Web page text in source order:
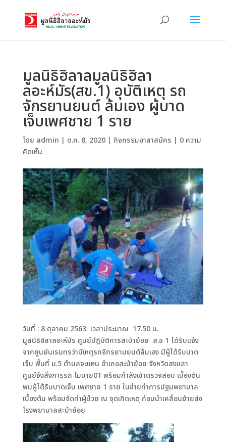
มูลนิธิฮิลาลมูลนิธิฮิลา
ลอะห์มัร(สข.1) อุบัติเหตุ รถ
จักรยานยนต์ ล้มเอง ผู้บาด
เจ็บเพศชาย 1 ราย
โดย admin | ต.ค. 8, 2020| กิจกรรมอาสาสมัคร | 0 ความ
คิดเห็น
วันที่ : 8 ตุลาคม 2563 เวลาประมาณ 17.50 น.
มูลนิธิฮิลาลอะห์มัร ศูนย์ปฎิบัติการสะบ้าย้อย ส.ข 1 ได้รับแจ้ง
จากศูนย์นเรนทรว่ามีเหตุรถจักรยานยนต์ล้มเอง มีผู้ได้รับบาด
เจ็บ พื้นที่ ม.5 ตำบลจะแหน อำเภอสะบ้าย้อย จังหวัดสงขลา
ศูนย์จึงสั่งการรถ โมบาย01 พร้อมกำลังเข้าตรวจสอบ เบื้องต้น
พบผู้ได้รับบาดเจ็บ เพศชาย 1 ราย ในข่ายทำการปฐมพยาบาล
เบื้องต้น พร้อมจัดท่าผู้ป่วย ณ จุดเกิดเหตุ ก่อนนำเคลื่อนย้ายส่ง
โรงพยาบาลสะบ้าย้อย